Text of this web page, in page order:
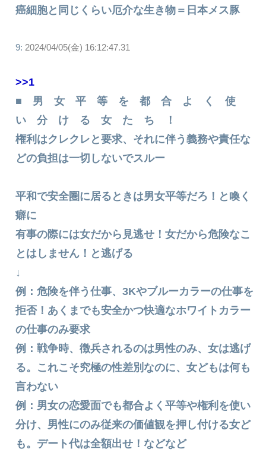
癌細胞と同じくらい厄介な生き物＝日本メス豚
9: 2024/04/05(金) 16:12:47.31
>>1
■ 男 女 平 等 を 都 合 よ く 使
い 分 け る 女 た ち ！
権利はクレクレと要求、それに伴う義務や責任な
どの負担は一切しないでスルー
平和で安全圏に居るときは男女平等だろ！と喚く
癖に
有事の際には女だから見逃せ！女だから危険なこ
とはしません！と逃げる
↓
例：危険を伴う仕事、3Kやブルーカラーの仕事を
拒否！あくまでも安全かつ快適なホワイトカラー
の仕事のみ要求
例：戦争時、徴兵されるのは男性のみ、女は逃げ
る。これこそ究極の性差別なのに、女どもは何も
言わない
例：男女の恋愛面でも都合よく平等や権利を使い
分け、男性にのみ従来の価値観を押し付ける女ど
も。デート代は全額出せ！などなど